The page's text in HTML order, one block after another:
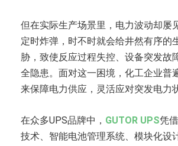
但在实际生产场景里，电力波动却屡
定时炸弹，时不时就会给井然有序的
胁，致使反应过程失控、设备突发故
全隐患。面对这一困境，化工企业普
来保障电力供应，灵活应对突发电力
在众多UPS品牌中， GUTOR UPS凭
技术、智能电池管理系统、模块化设